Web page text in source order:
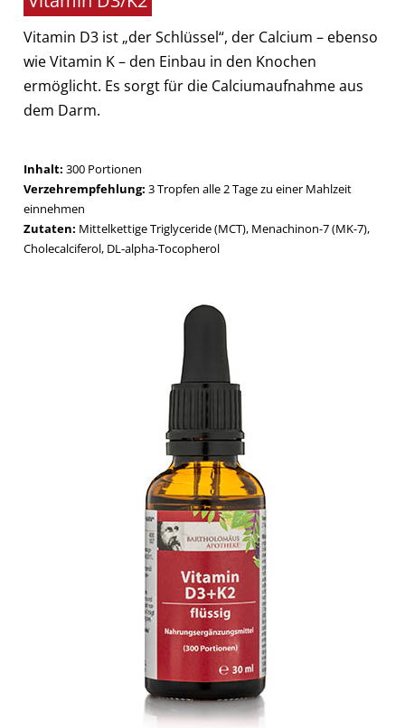
Vitamin D3 ist „der Schlüssel“, der Calcium – ebenso
wie Vitamin K – den Einbau in den Knochen
ermöglicht. Es sorgt für die Calciumaufnahme aus
dem Darm.
Inhalt:300 Portionen
Verzehrempfehlung: 3 Tropfen alle 2 Tage zu einer Mahlzeit
einnehmen
Zutaten: Mittelkettige Triglyceride (MCT), Menachinon-7 (MK-7),
Cholecalciferol, DL-alpha-Tocopherol